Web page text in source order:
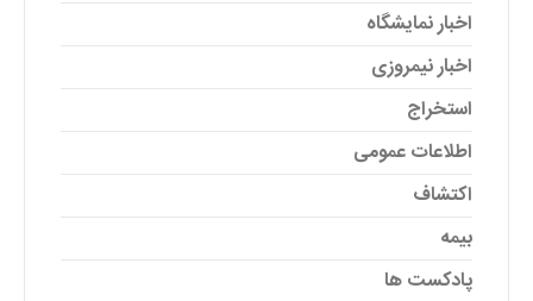
اخبار نمایشگاه
اخبار نیمروزی
استخراج
اطلاعات عمومی
اکتشاف
بیمه
پادکست ها